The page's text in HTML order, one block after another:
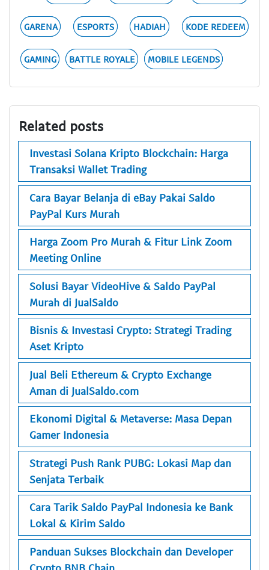
GARENA ESPORTS HADIAH KODE REDEEM
GAMING BATTLE ROYALE MOBILE LEGENDS
Related posts
Investasi Solana Kripto Blockchain: Harga
Transaksi Wallet Trading
Cara Bayar Belanja di eBay Pakai Saldo
PayPal Kurs Murah
Harga Zoom Pro Murah & Fitur Link Zoom
Meeting Online
Solusi Bayar VideoHive & Saldo PayPal
Murah di JualSaldo
Bisnis & Investasi Crypto: Strategi Trading
Aset Kripto
Jual Beli Ethereum & Crypto Exchange
Aman di JualSaldo.com
Ekonomi Digital & Metaverse: Masa Depan
Gamer Indonesia
Strategi Push Rank PUBG: Lokasi Map dan
Senjata Terbaik
Cara Tarik Saldo PayPal Indonesia ke Bank
Lokal & Kirim Saldo
Panduan Sukses Blockchain dan Developer